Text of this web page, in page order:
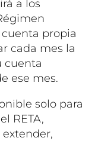
a los
cuenta propia
cada mes la
cuenta
ese mes.
solo para
RETA,